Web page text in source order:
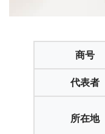
商号
代表者
所在地